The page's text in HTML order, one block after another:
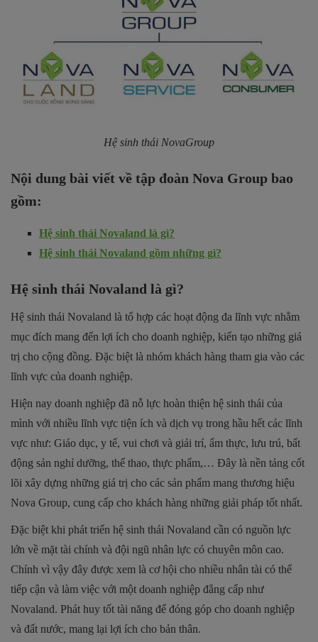
Hệ sinh thái NovaGroup
Nội dung bài viết về tập đoàn Nova Group bao
gồm:
Hệ sinh thái Novaland là gì?
Hệ sinh thái Novaland gồm những gì?
Hệ sinh thái Novaland là gì?
Hệ sinh thái Novaland là tổ hợp các hoạt động đa lĩnh vực nhằm
mục đích mang đến lợi ích cho doanh nghiệp, kiến tạo những giá
trị cho cộng đồng. Đặc biệt là nhóm khách hàng tham gia vào các
lĩnh vực của doanh nghiệp.
Hiện nay doanh nghiệp đã nỗ lực hoàn thiện hệ sinh thái của
mình với nhiều lĩnh vực tiện ích và dịch vụ trong hầu hết các lĩnh
vực như: Giáo dục, y tế, vui chơi và giải trí, ẩm thực, lưu trú, bất
động sản nghỉ dưỡng, thể thao, thực phẩm,… Đây là nền tảng cốt
lõi xây dựng những giá trị cho các sản phẩm mang thương hiệu
Nova Group, cung cấp cho khách hàng những giải pháp tốt nhất.
Đặc biệt khi phát triển hệ sinh thái Novaland cần có nguồn lực
lớn về mặt tài chính và đội ngũ nhân lực có chuyên môn cao.
Chính vì vậy đây được xem là cơ hội cho nhiều nhân tài có thể
tiếp cận và làm việc với một doanh nghiệp đẳng cấp như
Novaland. Phát huy tốt tài năng để đóng góp cho doanh nghiệp
và đất nước, mang lại lợi ích cho bản thân.